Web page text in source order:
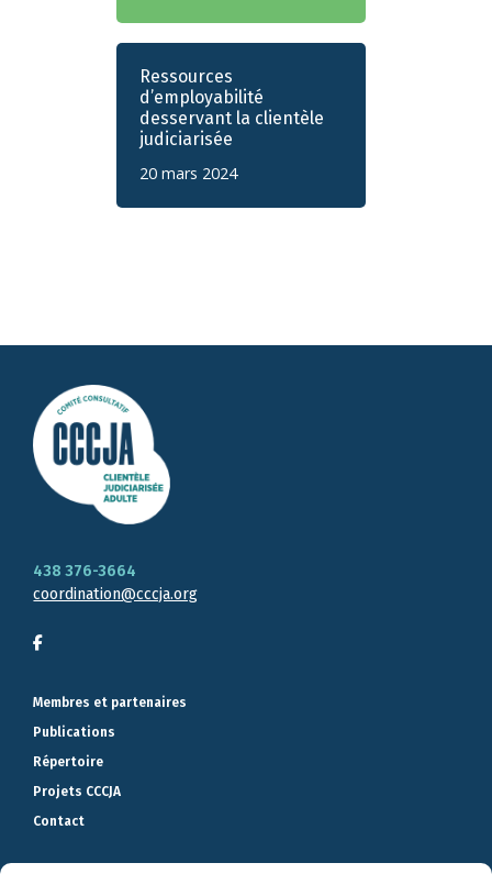
Ressources
d’employabilité
desservant la clientèle
judiciarisée
20 mars 2024
438 376-3664
coordination@cccja.org
Membres et partenaires
Publications
Répertoire
Projets CCCJA
Contact